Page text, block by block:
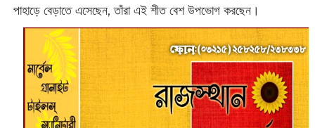
পাহাড়ে বেড়াতে এসেছেন, তাঁরা এই শীত বেশ উপভোগ করছেন।